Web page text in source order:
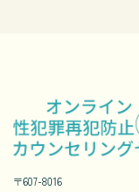
〒607-8016